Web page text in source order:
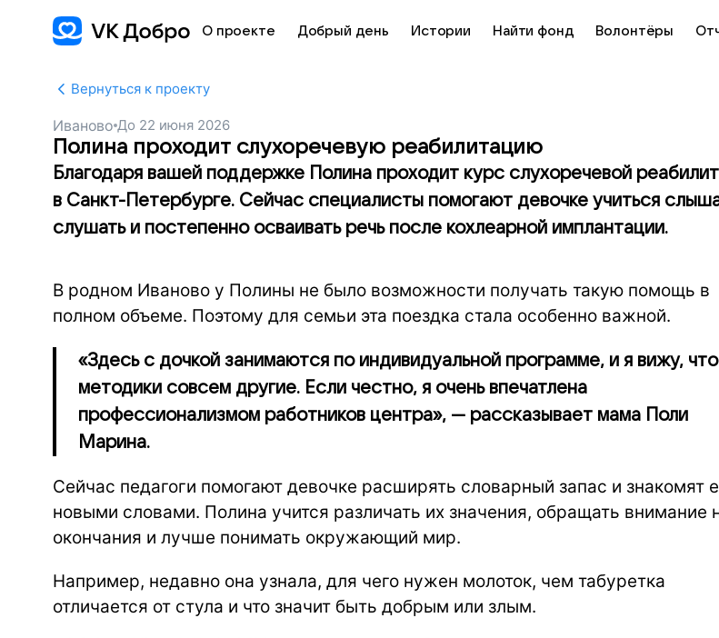
О проекте Добрый день Истории Найти фонд Волонтёры
Вернуться к проекту
Иваново До 22 июня 2026
Полина проходит слухоречевую реабилитацию
Благодаря вашей поддержке Полина проходит курс слухоречевой
в Санкт-Петербурге. Сейчас специалисты помогают девочке учиться
слушать и постепенно осваивать речь после кохлеарной имплантации.
В родном Иваново у Полины не было возможности получать такую помощь в
полном объеме. Поэтому для семьи эта поездка стала особенно важной.
«Здесь с дочкой занимаются по индивидуальной программе, и я вижу, что
методики совсем другие. Если честно, я очень впечатлена
профессионализмом работников центра», — рассказывает мама Поли
Марина.
Сейчас педагоги помогают девочке расширять словарный запас и знакомят
новыми словами. Полина учится различать их значения, обращать внимание
окончания и лучше понимать окружающий мир.
Например, недавно она узнала, для чего нужен молоток, чем табуретка
отличается от стула и что значит быть добрым или злым.